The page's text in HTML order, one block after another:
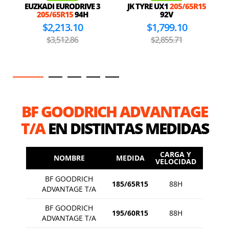
EUZKADI EURODRIVE 3
205/65R1594H
$2,213.10
$3,512.86
JK TYRE UX1 205/65R15
92V
$1,799.10
$2,855.71
BF GOODRICH ADVANTAGE
T/AEN DISTINTAS MEDIDAS
NOMBRE MEDIDA CARGA Y
VELOCIDAD
BF GOODRICH
ADVANTAGE T/A
185/65R15 88H
BF GOODRICH
ADVANTAGE T/A
195/60R15 88H